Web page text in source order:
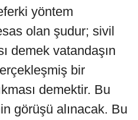
yöntem
olan şudur; sivil
demek vatandaşın
bir
demektir. Bu
görüşü alınacak. Bu